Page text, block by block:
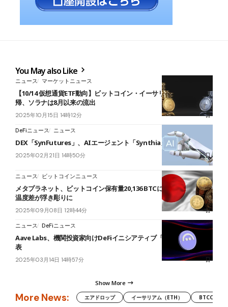
You May also Like
ニュース マーケットニュース
【10/14 仮想通貨ETF動向】ビットコイン・イーサリアムに資金回
帰、ソラナは8月以来の流出
2025年10月15日 14時12分
DeFiニュース ニュース
DEX「SynFutures」、AIエージェント「Synthia」を発表
2025年02月21日 14時50分
ニュース ビットコインニュース
メタプラネット、ビットコイン保有量20,136 BTCに拡大──市場との
温度差が浮き彫りに
2025年09月08日 12時44分
ニュース DeFiニュース
Aave Labs、機関投資家向けDeFiイニシアティブ「Horizon」を発
表
2025年03月14日 14時57分
Show More
More News: エアドロップ イーサリアム（ETH） BTCC